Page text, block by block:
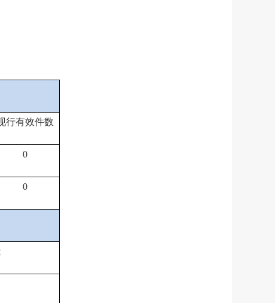
行有效件数
0
0